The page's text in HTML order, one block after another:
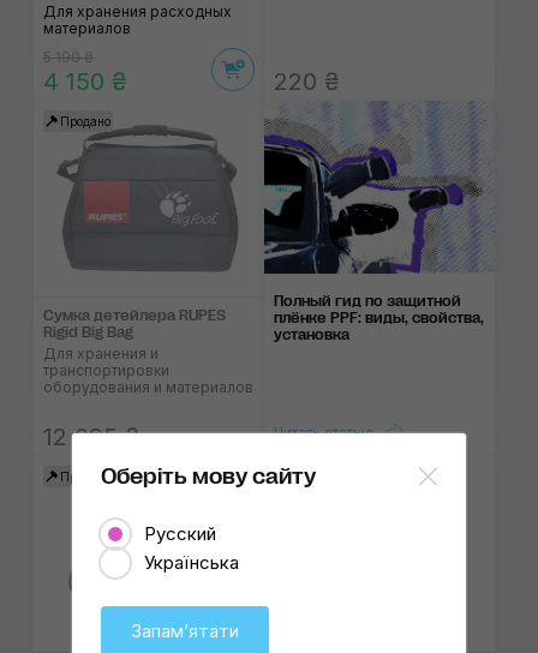
Для хранения расходных
материалов
5 190 ₴
4 150 ₴ 220 ₴
Продано
Сумка детейлера RUPES
Rigid Big Bag
Для хранения и
транспортировки
оборудования и материалов
12 095 ₴
Полный гид по защитной
плёнке PPF: виды, свойства,
установка
Читать статью
Продано Продано
Оберіть мову сайту
Русский
Українська
Запамʼятати